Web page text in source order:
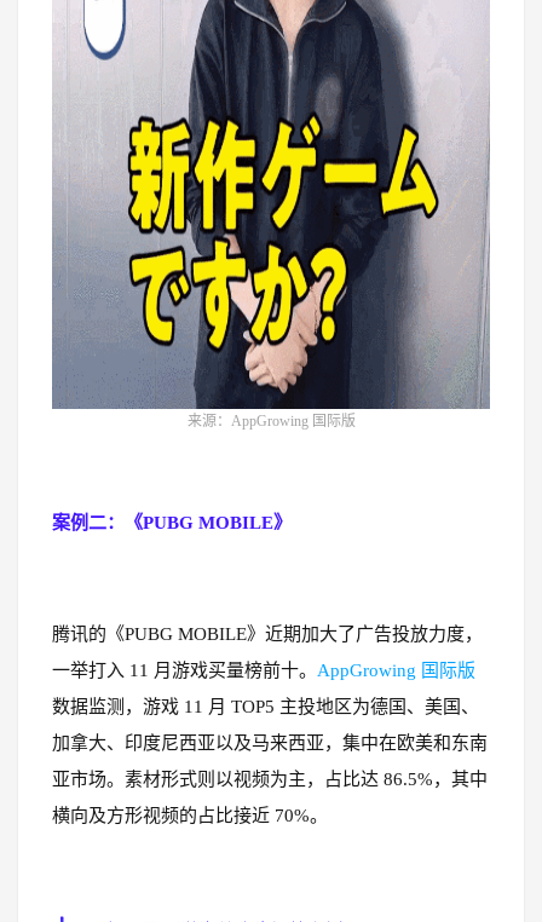
来源：AppGrowing 国际版
案例二：《PUBG MOBILE》
腾讯的《PUBG MOBILE》近期加大了广告投放力度，
一举打入 11 月游戏买量榜前十。 AppGrowing 国际版
数据监测，游戏 11 月 TOP5 主投地区为德国、美国、
加拿大、印度尼西亚以及马来西亚，集中在欧美和东南
亚市场。素材形式则以视频为主，占比达 86.5%，其中
横向及方形视频的占比接近 70%。